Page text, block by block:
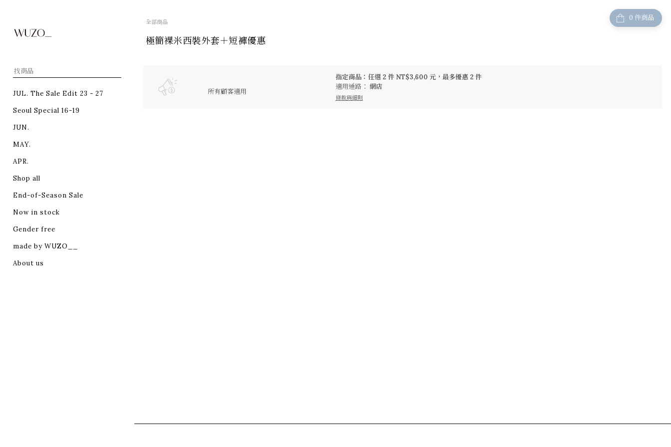
JUL. The Sale Edit 23 - 27
Seoul Special 16-19
JUN.
MAY.
APR.
Shop all
End-of-Season Sale
Now in stock
Gender free
made by WUZO__
About us
件商品
全部商品
極簡裸米西裝外套＋短褲優惠
所有顧客適用
指定商品：任選 2 件 NT$3,600 元，最多優惠 2 件
適用通路： 網店
條款與細則